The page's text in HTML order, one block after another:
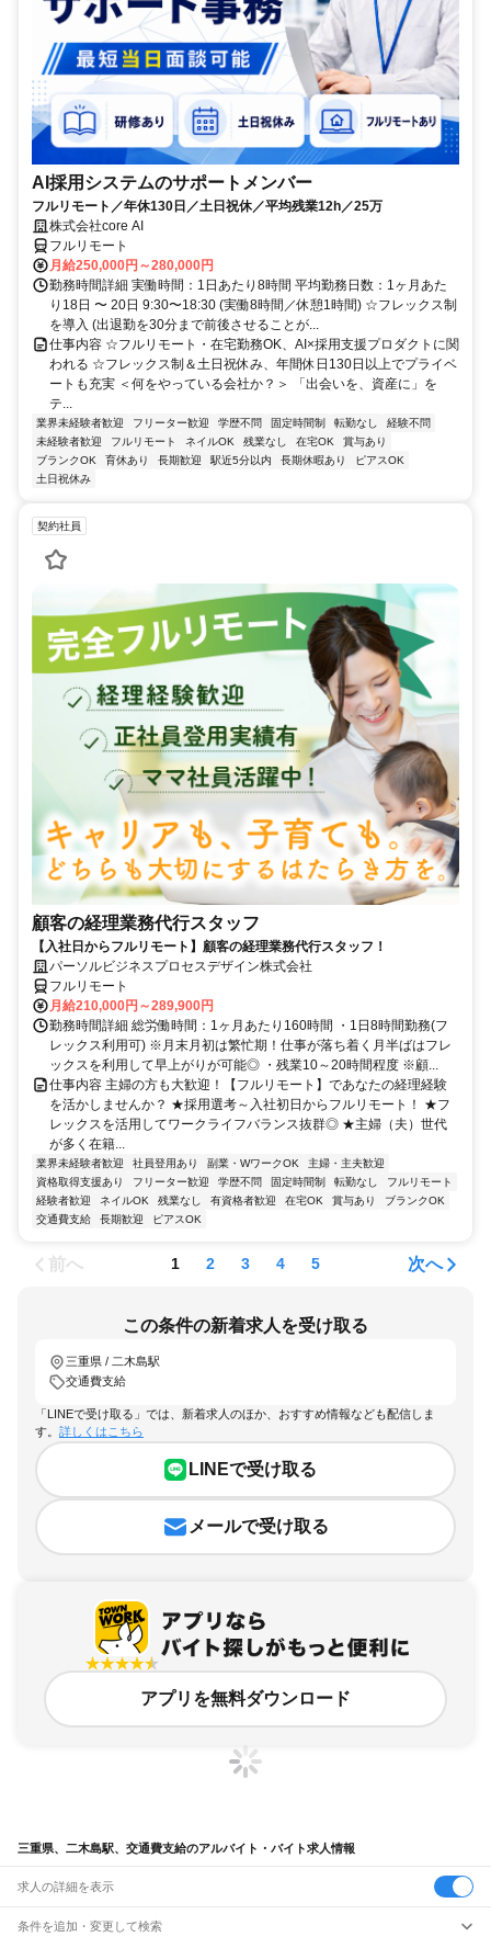
AI採用システムのサポートメンバー
フルリモート／年休130日／土日祝休／平均残業12h／25万
株式会社core AI
フルリモート
月給250,000円～280,000円
勤務時間詳細 実働時間：1日あたり8時間 平均勤務日数：1ヶ月あた
り18日 〜 20日 9:30〜18:30 (実働8時間／休憩1時間) ☆フレックス制
を導入 (出退勤を30分まで前後させることが...
仕事内容 ☆フルリモート・在宅勤務OK、AI×採用支援プロダクトに関
われる ☆フレックス制＆土日祝休み、年間休日130日以上でプライベ
ートも充実 ＜何をやっている会社か？＞ 「出会いを、資産に」を
テ...
業界未経験者歓迎 フリーター歓迎 学歴不問 固定時間制 転勤なし
経験不問
未経験者歓迎
フルリモート ネイルOK 残業なし 在宅OK
賞与あり
ブランクOK
育休あり 長期歓迎 駅近5分以内 長期休暇あり
ピアスOK
土日祝休み
契約社員
顧客の経理業務代行スタッフ
【入社日からフルリモート】顧客の経理業務代行スタッフ！
パーソルビジネスプロセスデザイン株式会社
フルリモート
月給210,000円～289,900円
勤務時間詳細 総労働時間：1ヶ月あたり160時間 ・1日8時間勤務(フ
レックス利用可) ※月末月初は繁忙期！仕事が落ち着く月半ばはフレ
ックスを利用して早上がりが可能◎ ・残業10～20時間程度 ※顧...
仕事内容 主婦の方も大歓迎！【フルリモート】であなたの経理経験
を活かしませんか？ ★採用選考～入社初日からフルリモート！ ★フ
レックスを活用してワークライフバランス抜群◎ ★主婦（夫）世代
が多く在籍...
業界未経験者歓迎 社員登用あり 副業・WワークOK
主婦・主夫歓迎
資格取得支援あり
フリーター歓迎 学歴不問 固定時間制 転勤なし
フルリモート
経験者歓迎
ネイルOK 残業なし 有資格者歓迎 在宅OK 賞与あり
ブランクOK
交通費支給
長期歓迎 ピアスOK
前へ 1 2 3 4 5 次へ
この条件の新着求人を受け取る
三重県 / 二木島駅
交通費支給
「LINEで受け取る」では、新着求人のほか、おすすめ情報なども配信しま
す。 詳しくはこちら
LINEで受け取る
メールで受け取る
アプリを無料ダウンロード
三重県、二木島駅、交通費支給のアルバイト・バイト求人情報
求人の詳細を表示
条件を追加・変更して検索